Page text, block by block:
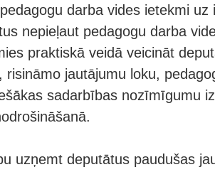
darba vides ietekmi
nepieļaut pedagogu darba
praktiskā veidā veicināt
risināmo jautājumu loku,
sadarbības nozīmīgumu
uzņemt deputātus paudušas